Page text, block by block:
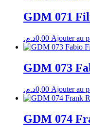
GDM 071
0,00د.م. Ajouter au
GDM 073
0,00د.م. Ajouter au
GDM 074